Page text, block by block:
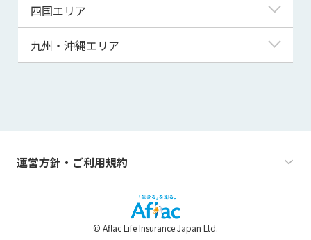
群馬県
山梨県
長野県
三重県
京都府
大阪府
兵庫県
和歌山県
鳥取県
島根県
山口県
四国エリア
徳島県
高知県
九州・沖縄エリア
熊本県
運営方針・ご利用規約
© Aflac Life Insurance Japan Ltd.